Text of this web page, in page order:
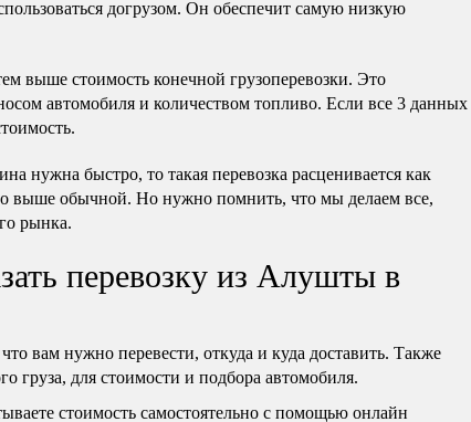
догрузом. Он обеспечит самую низкую
выше стоимость конечной грузоперевозки. Это
автомобиля и количеством топливо. Если все 3 данных
нужна быстро, то такая перевозка расценивается как
выше обычной. Но нужно помнить, что мы делаем все,
рынка.
перевозку из Алушты в
вам нужно перевести, откуда и куда доставить. Также
груза, для стоимости и подбора автомобиля.
стоимость самостоятельно с помощью онлайн